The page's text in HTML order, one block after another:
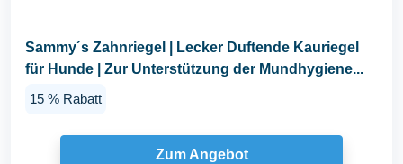
Sammy´s Zahnriegel | Lecker Duftende Kauriegel
für Hunde | Zur Unterstützung der Mundhygiene...
15 % Rabatt
Zum Angebot